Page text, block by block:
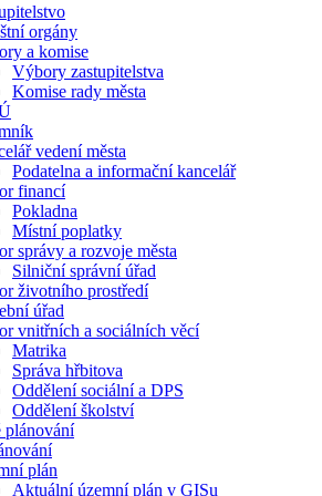
orgány
a komise
Výbory zastupitelstva
Komise rady města
vedení města
Podatelna a informační kancelář
financí
Pokladna
Místní poplatky
správy a rozvoje města
Silniční správní úřad
životního prostředí
úřad
vnitřních a sociálních věcí
Matrika
Správa hřbitova
Oddělení sociální a DPS
Oddělení školství
plánování
plán
Aktuální územní plán v GISu